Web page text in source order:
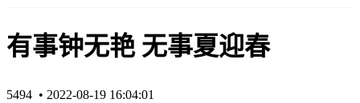
有事钟无艳 无事夏迎春
5494 • 2022-08-19 16:04:01